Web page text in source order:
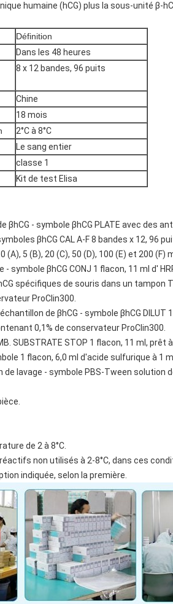
humaine (hCG) plus la sous-unité β-
Définition
Dans les 48 heures
8 x 12 bandes, 96 puits
Chine
18 mois
2°C à 8°C
Le sang entier
classe 1
Kit de test Elisa
βhCG - symbole βhCG PLATE avec des
βhCG CAL A-F 8 bandes x 12, 96
5 (B), 20 (C), 50 (D), 100 (E) et 200 (F)
- symbole βhCG CONJ 1 flacon, 11 ml d'
spécifiques de souris dans un tampon
ProClin300.
de βhCG - symbole βhCG
0,1% de conservateur ProClin300.
SUBSTRATE STOP 1 flacon, 11 ml,
1 flacon, 6,0 ml d'acide sulfurique à 1
de lavage - symbole PBS-Tween solution
de 2 à 8°C.
non utilisés à 2-8°C, dans ces
indiquée, selon la première.